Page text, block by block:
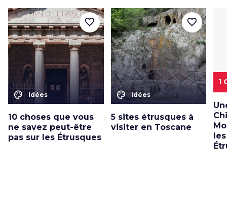
color_lens Idées
10 choses que vous
ne savez peut-être
pas sur les Étrusques
favorite_border
color_lens Idées
5 sites étrusques à
visiter en Toscane
favorite_border
1